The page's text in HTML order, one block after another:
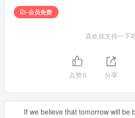
会员免费
喜欢就支持一下
点赞0 分享
If we believe that tomorrow will be